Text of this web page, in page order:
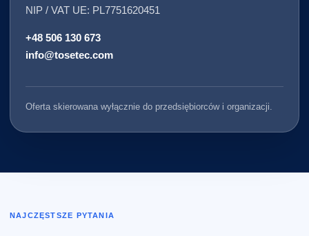
NIP / VAT UE: PL7751620451
+48 506 130 673
info@tosetec.com
Oferta skierowana wyłącznie do przedsiębiorców i organizacji.
NAJCZĘSTSZE PYTANIA